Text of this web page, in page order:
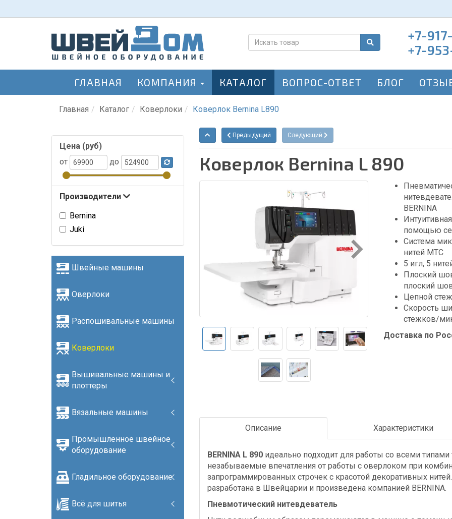
+7-
+7-
ГЛАВНАЯ КОМПАНИЯ КАТАЛОГ ВОПРОС-ОТВЕТ БЛОГ
Главная Каталог Коверлоки Коверлок Bernina L890
Цена (руб)
от
до
Производители
Bernina
Juki
Швейные машины
Оверлоки
Распошивальные машины
Коверлоки
Вышивальные машины и
плоттеры
Вязальные машины
Промышленное швейное
оборудование
Гладильное оборудование
Всё для шитья
Предыдущий Следующий
Коверлок Bernina L 890
BERNINA
помощью
Система
нитей MTC
5 игл, 5
Плоский
плоский
Цепной
Скорость
стежков/
Доставка по
Описание Характеристики
BERNINA L 890идеально подходит для работы со всеми
незабываемые впечатления от работы с оверлоком при
запрограммированных строчек с красотой декоративных
разработана в Швейцарии и произведена компанией BERNINA.
Пневмотический нитевдеватель